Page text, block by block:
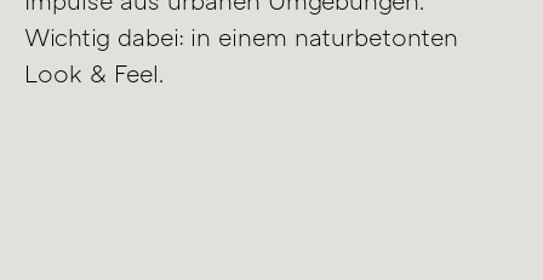
Wichtig dabei: in einem naturbetonten
Look & Feel.